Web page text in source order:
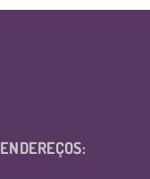
ENDEREÇOS: